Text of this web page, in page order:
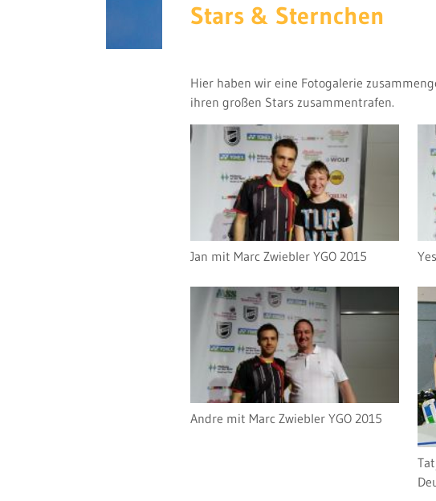
Stars & Sternchen
Hier haben wir eine Fotogalerie
ihren großen Stars zusammentrafen.
Jan mit Marc Zwiebler YGO 2015
Andre mit Marc Zwiebler YGO 2015